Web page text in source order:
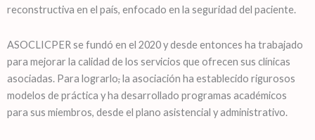
reconstructiva en el país, enfocado en la seguridad del paciente.
ASOCLICPER se fundó en el 2020 y desde entonces ha trabajado
para mejorar la calidad de los servicios que ofrecen sus clínicas
asociadas. Para lograrlo,la asociación ha establecido rigurosos
modelos de práctica y ha desarrollado programas académicos
para sus miembros, desde el plano asistencial y administrativo.